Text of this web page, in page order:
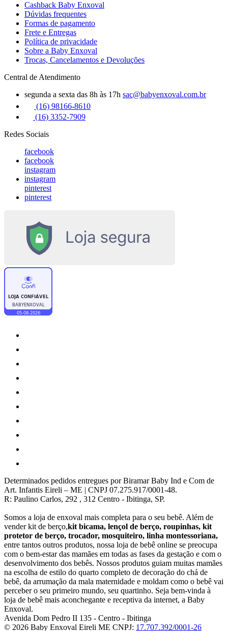
Cashback Baby Enxoval
Dúvidas frequentes
Formas de pagamento
Frete e Entregas
Política de privacidade
Sobre a Baby Enxoval
Trocas, Cancelamentos e Devoluções
Central de Atendimento
segunda a sexta das 8h às 17h sac@babyenxoval.com.br
(16) 98166-8610
(16) 3352-7909
Redes Sociais
facebook
facebook
instagram
instagram
pinterest
pinterest
Determinados pedidos entregues por Biramar Baby Ind e Com de
Art. Infantis Eireli – ME | CNPJ 07.275.917/0001-48.
R: Paulino Carlos, 292 , 312 Centro - Ibitinga, SP.
Somos a loja de enxoval mais completa para o seu bebê. Além de
vender kit de berço,kit bicama, lençol de berço, roupinhas, kit
protetor de berço, trocador, mosquiteiro, linha montessoriana,
entre tantos outros produtos, nossa loja de bebê online se preocupa
com o bem-estar das mamães em todas as fases da gestação e com o
desenvolvimento dos bebês. Nossos produtos guiam muitas mamães
na escolha de estilo do quarto completo de decoração do chá de
bebê, da arrumação da mala maternidade e moldam como o bebê vai
perceber o seu primeiro mundo, seu quartinho. Seja bem-vinda à
loja de bebê mais aconchegante e receptiva da internet, a Baby
Enxoval.
Avenida Dom Pedro II 135 - Centro - Ibitinga
© 2026 Baby Enxoval Eireli ME CNPJ: 17.707.392/0001-26